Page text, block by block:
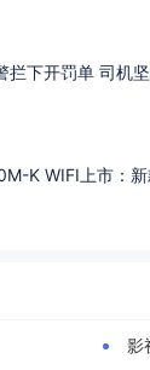
拦下开罚单 司机
K WIFI上市：
影